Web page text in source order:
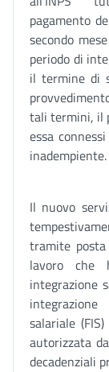
pagamento
secondo
periodo di
il termine di
tali termini, il
essa
inadempiente.
Il nuovo
tramite
lavoro che
integrazione
salariale
autorizzata
decadenziali